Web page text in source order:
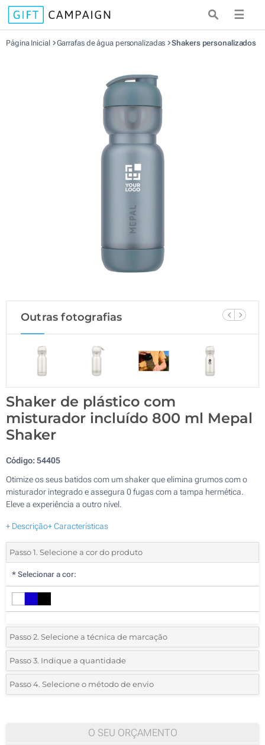
☰
Página Inicial Garrafas de água personalizadas Shakers personalizados
Outras fotografias
Shaker de plástico com
misturador incluído 800 ml Mepal
Shaker
Código:54405
Otimize os seus batidos com um shaker que elimina grumos com o
misturador integrado e assegura 0 fugas com a tampa hermética.
Eleve a experiência a outro nível.
+ Descrição+ Características
Passo 1. Selecione a cor do produto
* Selecionar a cor:
Passo 2. Selecione a técnica de marcação
*Selecione o tipo de marcação e as cores do logotipo:
1 Cor (Num lado)
Passo 3. Indique a quantidade
*Quantidade mínima:5
Passo 4. Selecione o método de envio
O SEU ORÇAMENTO